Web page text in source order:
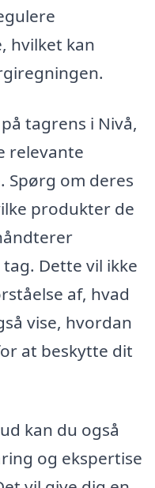
hvilket kan
tagrens i Nivå,
relevante
Spørg om deres
produkter de
Dette vil ikke
af, hvad
vise, hvordan
at beskytte dit
kan du også
og ekspertise